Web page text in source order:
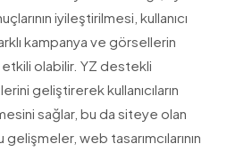
iyileştirilmesi, kullanıcı
kampanya ve görsellerin
etkili olabilir. YZ destekli
geliştirerek kullanıcıların
sağlar, bu da siteye olan
gelişmeler, web tasarımcılarının